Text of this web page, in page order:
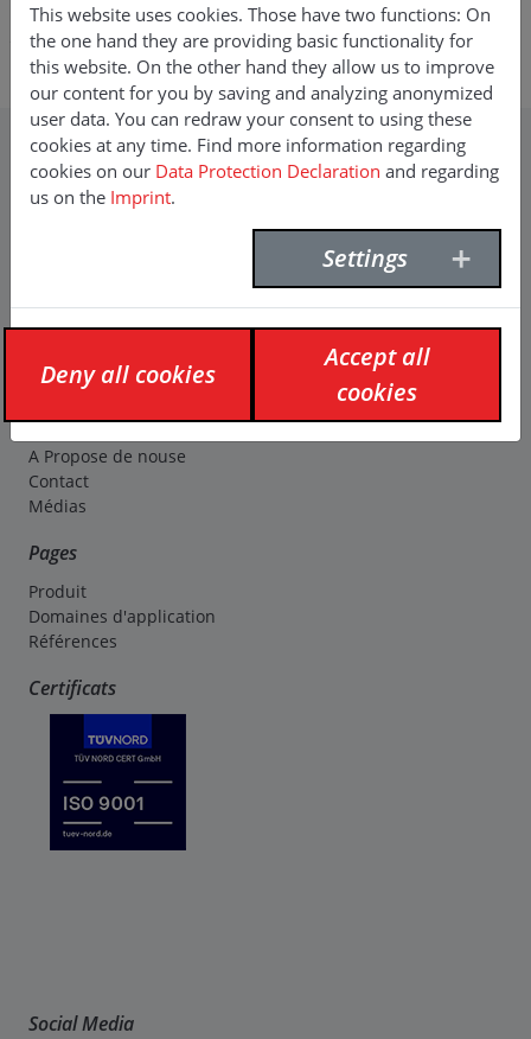
F.I.S. France Injektion Service
E-Mail: contact(at)france-injection-service.fr
Contact
F. Willich GmbH + Co. KG
Tél.:+49 (0)231 9640 0
Fax: +49 (0)231 9640 232
Compagnie
A Propose de nouse
Contact
Médias
Pages
Produit
Domaines d'application
Références
Certificats
Social Media
This website uses cookies. Those have two functions: On
the one hand they are providing basic functionality for
this website. On the other hand they allow us to improve
our content for you by saving and analyzing anonymized
user data. You can redraw your consent to using these
cookies at any time. Find more information regarding
cookies on our Data Protection Declaration and regarding
us on the Imprint.
Settings
Deny all cookies
Accept all
cookies